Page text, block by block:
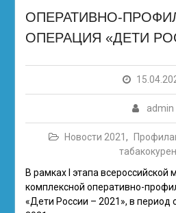
ОПЕРАТИВНО-
ОПЕРАЦИЯ «ДЕТИ
admin
Новости 2021 ,
В рамках I этапа
комплексной оперативно-
«Дети России – 2021», в период